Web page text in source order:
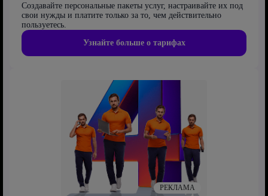
Создавайте персональные пакеты услуг, настраивайте их под
свои нужды и платите только за то, чем действительно
пользуетесь.
Узнайте больше о тарифах
РЕКЛАМА